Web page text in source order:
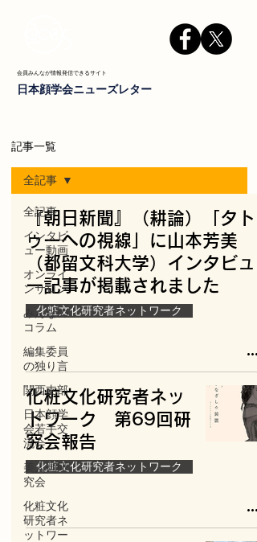
日本顔学会ニューズレター
会員みんなが情報発信できるサイト
記事一覧
全記事
インタビ
ュー動画
オンライ
ンサロン
みんなの
コラム
編集委員
の独り言
関西支部
日本顔学
会若手交
流会
美人画研
究会
化粧文化
研究者ネ
ットワー
全記事
『朝日新聞』（耕論）「タト
ゥーへの視線」に山本芳美
（都留文科大学）インタビュ
ー記事が掲載されました
化粧文化研究者ネットワーク
化粧文化研究者ネッ
トワーク 第69回研
究会報告
化粧文化研究者ネットワーク